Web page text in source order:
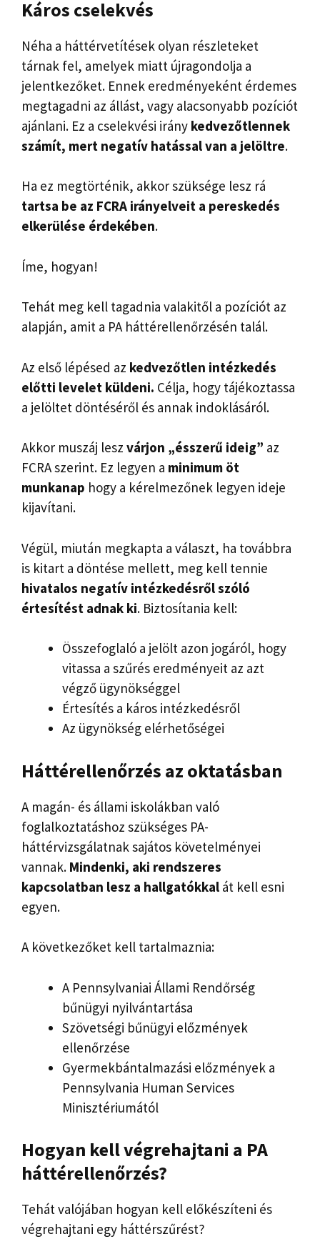
Káros cselekvés
Néha a háttérvetítések olyan részleteket
tárnak fel, amelyek miatt újragondolja a
jelentkezőket. Ennek eredményeként érdemes
megtagadni az állást, vagy alacsonyabb pozíciót
ajánlani. Ez a cselekvési irány kedvezőtlennek
számít, mert negatív hatással van a jelöltre.
Ha ez megtörténik, akkor szüksége lesz rá
tartsa be az FCRA irányelveit a pereskedés
elkerülése érdekében.
Íme, hogyan!
Tehát meg kell tagadnia valakitől a pozíciót az
alapján, amit a PA háttérellenőrzésén talál.
Az első lépésed az kedvezőtlen intézkedés
előtti levelet küldeni. Célja, hogy tájékoztassa
a jelöltet döntéséről és annak indoklásáról.
Akkor muszáj lesz várjon „ésszerű ideig” az
FCRA szerint. Ez legyen a minimum öt
munkanap hogy a kérelmezőnek legyen ideje
kijavítani.
Végül, miután megkapta a választ, ha továbbra
is kitart a döntése mellett, meg kell tennie
hivatalos negatív intézkedésről szóló
értesítést adnak ki. Biztosítania kell:
Összefoglaló a jelölt azon jogáról, hogy
vitassa a szűrés eredményeit az azt
végző ügynökséggel
Értesítés a káros intézkedésről
Az ügynökség elérhetőségei
Háttérellenőrzés az oktatásban
A magán- és állami iskolákban való
foglalkoztatáshoz szükséges PA-
háttérvizsgálatnak sajátos követelményei
vannak. Mindenki, aki rendszeres
kapcsolatban lesz a hallgatókkal át kell esni
egyen.
A következőket kell tartalmaznia:
A Pennsylvaniai Állami Rendőrség
bűnügyi nyilvántartása
Szövetségi bűnügyi előzmények
ellenőrzése
Gyermekbántalmazási előzmények a
Pennsylvania Human Services
Minisztériumától
Hogyan kell végrehajtani a PA
háttérellenőrzés?
Tehát valójában hogyan kell előkészíteni és
végrehajtani egy háttérszűrést?